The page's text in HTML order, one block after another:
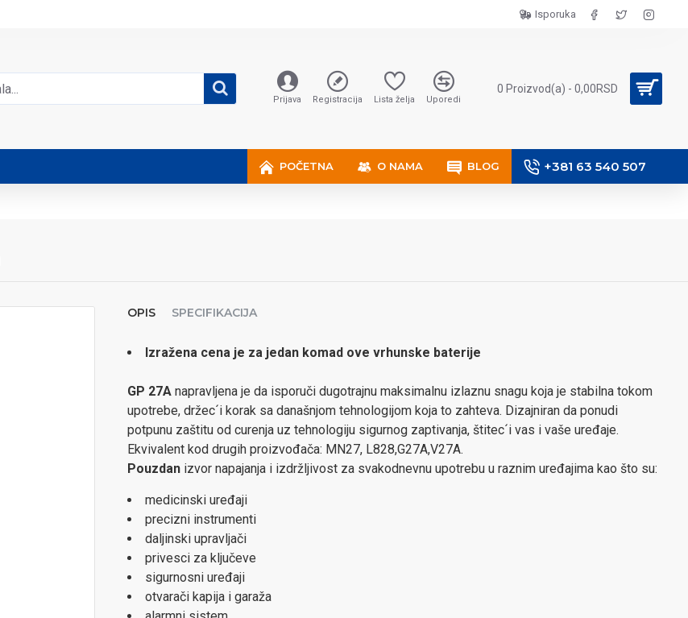
Isporuka
Prijava Registracija Lista želja Uporedi
0 Proizvod(a) - 0,00RSD
POČETNA O NAMA BLOG +381 63 540 507
OPIS SPECIFIKACIJA
Izražena cena je za jedan komad ove vrhunske baterije
GP 27A napravljena je da isporuči dugotrajnu maksimalnu izlaznu snagu koja je stabilna tokom
upotrebe, držec´i korak sa današnjom tehnologijom koja to zahteva. Dizajniran da ponudi
potpunu zaštitu od curenja uz tehnologiju sigurnog zaptivanja, štitec´i vas i vaše uređaje.
Ekvivalent kod drugih proizvođača: MN27, L828,G27A,V27A.
Pouzdan izvor napajanja i izdržljivost za svakodnevnu upotrebu u raznim uređajima kao što su:
medicinski uređaji
precizni instrumenti
daljinski upravljači
privesci za ključeve
sigurnosni uređaji
otvarači kapija i garaža